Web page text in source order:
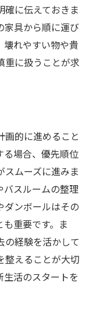
に伝えておきま
家具から順に運び
壊れやすい物や貴
重に扱うことが求
的に進めること
る場合、優先順位
スムーズに進みま
バスルームの整理
ダンボールはその
重要です。ま
の経験を活かして
整えることが大切
活のスタートを